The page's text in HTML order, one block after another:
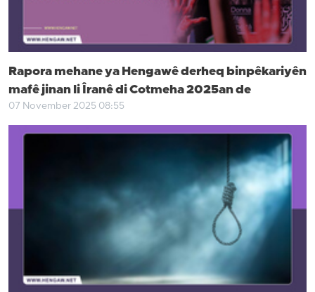
Rapora mehane ya Hengawê derheq binpêkariyên
mafê jinan li Îranê di Cotmeha 2025an de
07 November 2025 08:55